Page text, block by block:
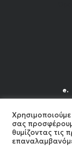
e.
σας
θυμίζοντας τις